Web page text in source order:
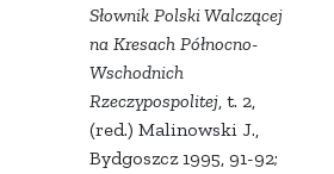
Słownik Polski Walczącej
na Kresach Północno-
Wschodnich
Rzeczypospolitej, t. 2,
(red.) Malinowski J.,
Bydgoszcz 1995, 91-92;